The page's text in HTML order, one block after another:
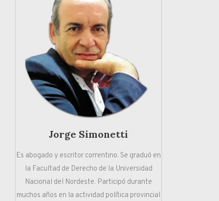
Jorge Simonetti
Es abogado y escritor correntino. Se graduó en
la Facultad de Derecho de la Universidad
Nacional del Nordeste. Participó durante
muchos años en la actividad política provincial